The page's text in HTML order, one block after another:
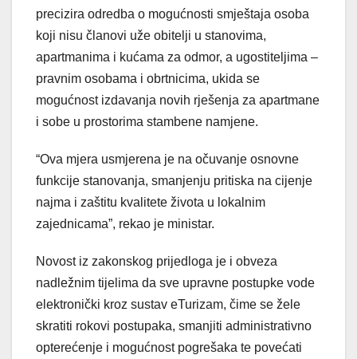
precizira odredba o mogućnosti smještaja osoba
koji nisu članovi uže obitelji u stanovima,
apartmanima i kućama za odmor, a ugostiteljima –
pravnim osobama i obrtnicima, ukida se
mogućnost izdavanja novih rješenja za apartmane
i sobe u prostorima stambene namjene.
“Ova mjera usmjerena je na očuvanje osnovne
funkcije stanovanja, smanjenju pritiska na cijenje
najma i zaštitu kvalitete života u lokalnim
zajednicama”, rekao je ministar.
Novost iz zakonskog prijedloga je i obveza
nadležnim tijelima da sve upravne postupke vode
elektronički kroz sustav eTurizam, čime se žele
skratiti rokovi postupaka, smanjiti administrativno
opterećenje i mogućnost pogrešaka te povećati